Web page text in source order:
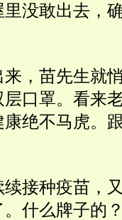
没敢出去，
，苗先生就
口罩。看来
绝不马虎。
接种疫苗，
什么牌子的